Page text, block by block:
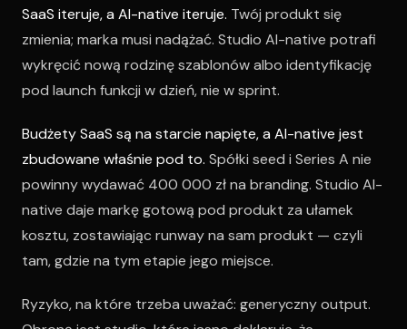
SaaS iteruje, a AI-native iteruje. Twój produkt się
zmienia; marka musi nadążać. Studio AI-native potrafi
wykręcić nową rodzinę szablonów albo identyfikację
pod launch funkcji w dzień, nie w sprint.
Budżety SaaS są na starcie napięte, a AI-native jest
zbudowane właśnie pod to. Spółki seed i Series A nie
powinny wydawać 400 000 zł na branding. Studio AI-
native daje markę gotową pod produkt za ułamek
kosztu, zostawiając runway na sam produkt — czyli
tam, gdzie na tym etapie jego miejsce.
Ryzyko, na które trzeba uważać: generyczny output.